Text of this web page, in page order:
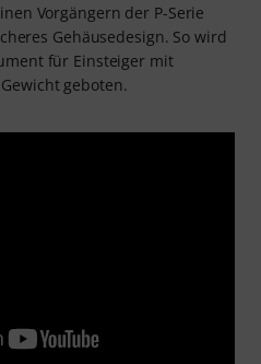
Vorgängern der P-Serie
Gehäusedesign. So wird
für Einsteiger mit
geboten.